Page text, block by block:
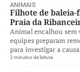
ANIMAIS
Filhote de
Praia da
Animal encalhou sem
equipes preparam
para investigar a
2 minutos de leitura